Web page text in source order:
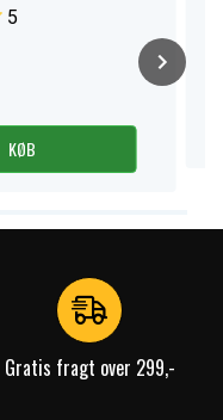
5
KØB
Gratis fragt over 299,-